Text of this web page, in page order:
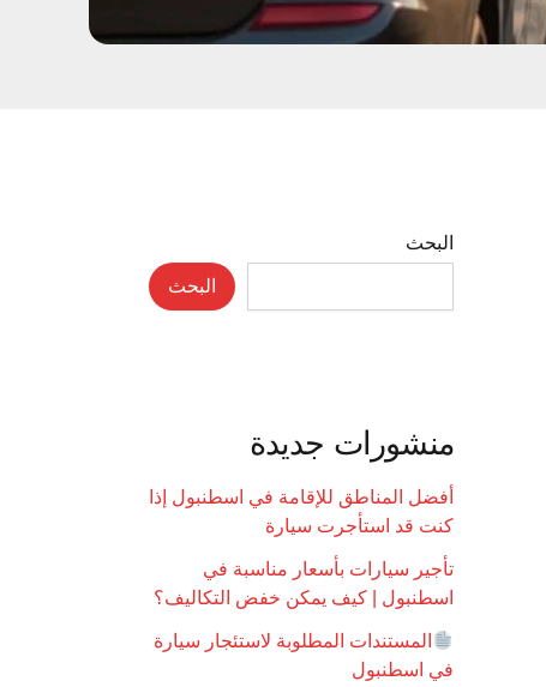
البحث
البحث
منشورات جديدة
أفضل المناطق للإقامة في اسطنبول إذا
كنت قد استأجرت سيارة
تأجير سيارات بأسعار مناسبة في
اسطنبول | كيف يمكن خفض التكاليف؟
المستندات المطلوبة لاستئجار سيارة
في اسطنبول